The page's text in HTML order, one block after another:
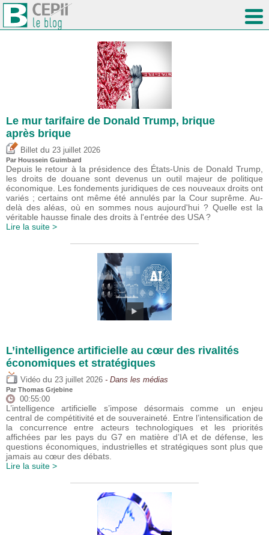
Le mur tarifaire de Donald Trump, brique
après brique
Billet du 23 juillet 2026
Par Houssein Guimbard
Depuis le retour à la présidence des États-Unis de Donald Trump,
les droits de douane sont devenus un outil majeur de politique
économique. Les fondements juridiques de ces nouveaux droits ont
variés ; certains ont même été annulés par la Cour suprême. Au-
delà des aléas, où en sommes nous aujourd'hui ? Quelle est la
véritable hausse finale des droits à l'entrée des USA ?
Lire la suite >
L’intelligence artificielle au cœur des rivalités
économiques et stratégiques
Vidéo du 23 juillet 2026 - Dans les médias
Par Thomas Grjebine
00:55:00
L’intelligence artificielle s’impose désormais comme un enjeu
central de compétitivité et de souveraineté. Entre l’intensification de
la concurrence entre acteurs technologiques et les priorités
affichées par les pays du G7 en matière d’IA et de défense, les
questions économiques, industrielles et stratégiques sont plus que
jamais au cœur des débats.
Lire la suite >